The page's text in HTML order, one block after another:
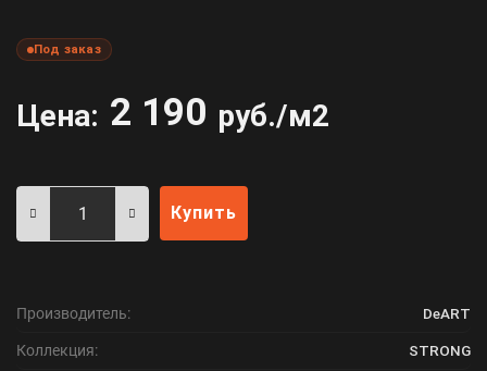
Под заказ
Цена: 2 190 руб./м2
Купить
Производитель: DeART
Коллекция: STRONG